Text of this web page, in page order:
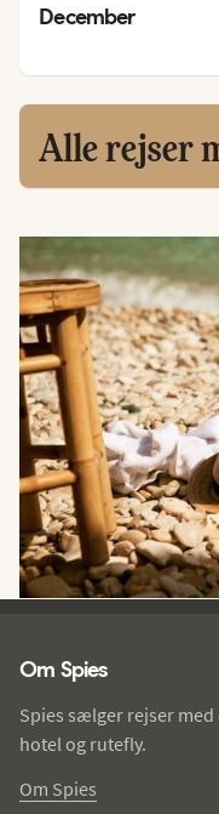
December
Alle rejser
Om Spies
Spies sælger rejser
hotel og rutefly.
Om Spies